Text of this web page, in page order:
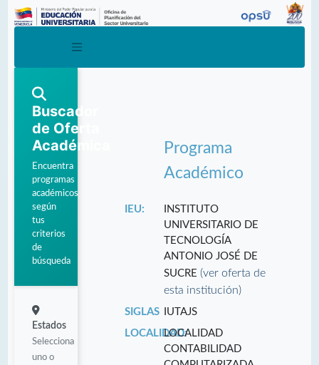
Buscador
de Oferta
Académica
Encuentra
programas
académicos
según
tus
criterios
de
búsqueda
Estados
Selecciona
uno o
Programa
Académico
IEU:
INSTITUTO
UNIVERSITARIO DE
TECNOLOGÍA
ANTONIO JOSÉ DE
SUCRE(ver oferta de
esta institución)
SIGLAS
IUTAJS
LOCALIDAD:LOCALIDAD
CONTABILIDAD